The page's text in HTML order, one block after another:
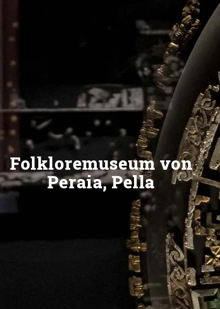
Folkloremuseum von
Peraia, Pella